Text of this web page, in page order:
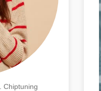
Chiptuning